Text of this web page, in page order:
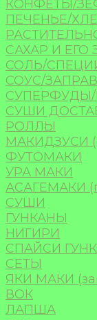
КОНФЕТЫ/
ПЕЧЕНЬЕ/
САХАР И ЕГО
СОЛЬ/
СОУС/
СУШИ
РОЛЛЫ
МАКИДЗУСИ
ФУТОМАКИ
УРА МАКИ
АСАГЕМАКИ
СУШИ
ГУНКАНЫ
НИГИРИ
СПАЙСИ
СЕТЫ
ЯКИ МАКИ
ВОК
ЛАПША